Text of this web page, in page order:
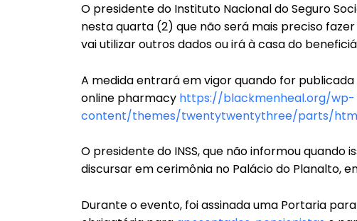
O presidente do Instituto Nacional do Seguro
nesta quarta (2) que não será mais preciso
vai utilizar outros dados ou irá à casa do
A medida entrará em vigor quando for publicada
online pharmacy https://blackmenheal.org/wp-
content/themes/twentytwentythree/parts/
O presidente do INSS, que não informou quando
discursar em cerimônia no Palácio do Planalto,
Durante o evento, foi assinada uma Portaria